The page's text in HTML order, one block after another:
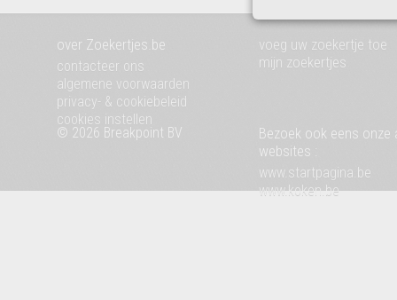
over Zoekertjes.be
contacteer ons
algemene voorwaarden
privacy- & cookiebeleid
cookies instellen
voeg uw zoekertje toe
mijn zoekertjes
© 2026 Breakpoint BV
Bezoek ook eens onze
websites :
www.startpagina.be
www.koken.be